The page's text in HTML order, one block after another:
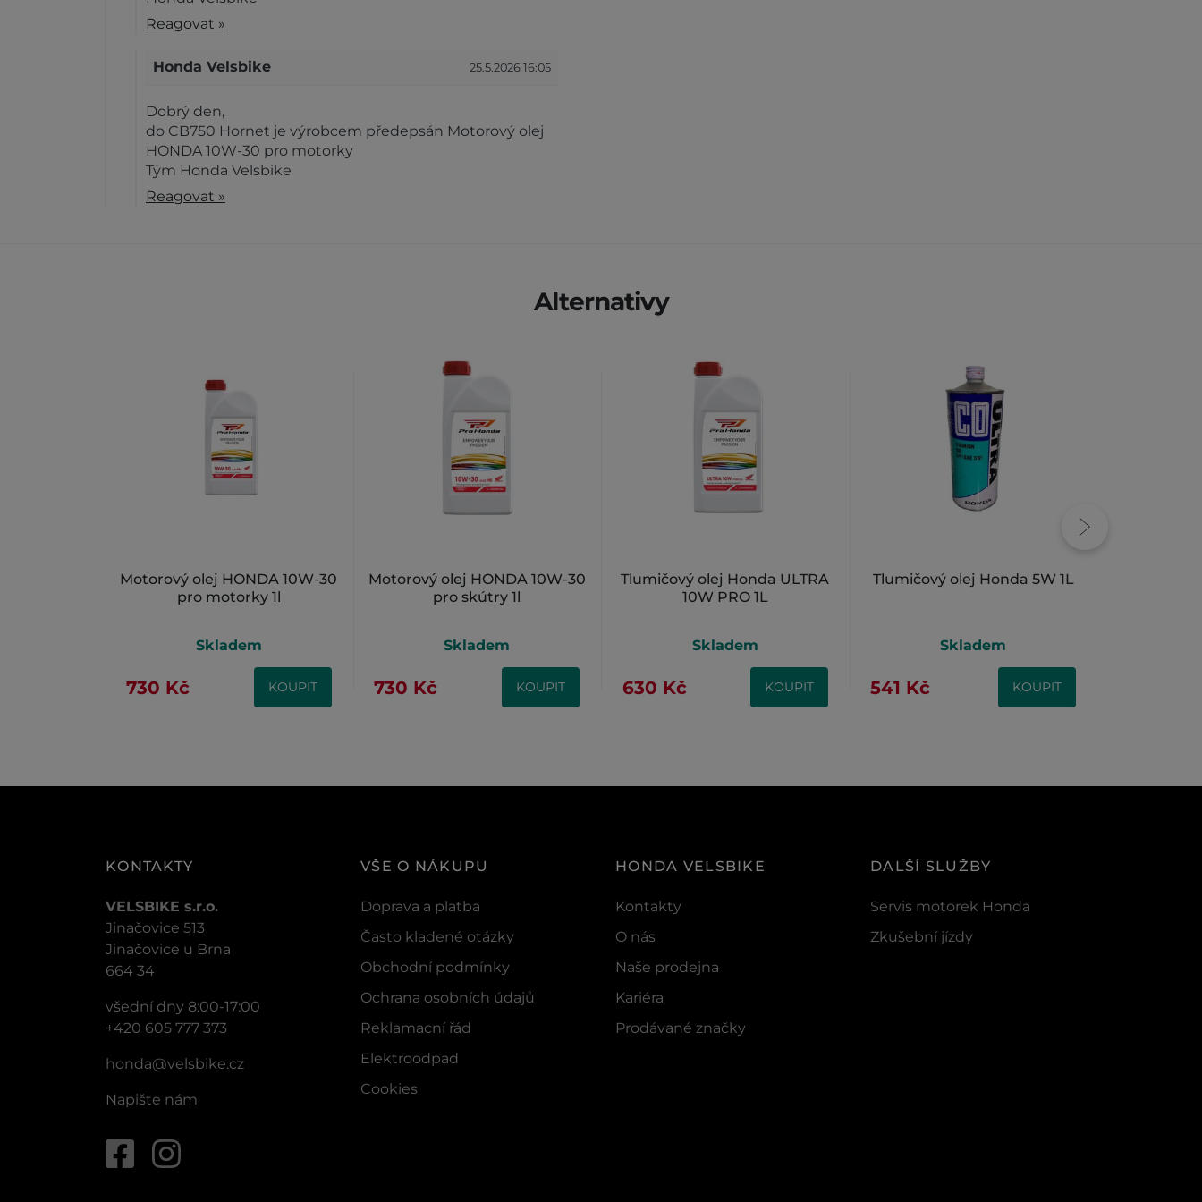
Reagovat »
Honda Velsbike 25.5.2026 16:05
Dobrý den,
do CB750 Hornet je výrobcem předepsán Motorový olej
HONDA 10W-30 pro motorky
Tým Honda Velsbike
Reagovat »
Alternativy
Motorový olej HONDA 10W-30
pro motorky 1l
Skladem
730 Kč KOUPIT
Motorový olej HONDA 10W-30
pro skútry 1l
Skladem
730 Kč KOUPIT
Tlumičový olej Honda ULTRA
10W PRO 1L
Skladem
630 Kč KOUPIT
Tlumičový olej Honda 5W 1L
Skladem
541 Kč KOUPIT
KONTAKTY
VELSBIKE s.r.o.
Jinačovice 513
Jinačovice u Brna
664 34
všední dny 8:00-17:00
+420 605 777 373
honda@velsbike.cz
Napište nám
VŠE O NÁKUPU
Doprava a platba
Často kladené otázky
Obchodní podmínky
Ochrana osobních údajů
Reklamacní řád
Elektroodpad
Cookies
HONDA VELSBIKE
Kontakty
O nás
Naše prodejna
Kariéra
Prodávané značky
DALŠÍ SLUŽBY
Servis motorek Honda
Zkušební jízdy